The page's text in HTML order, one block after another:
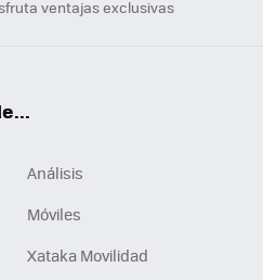
ventajas exclusivas
Análisis
Móviles
Xataka Movilidad